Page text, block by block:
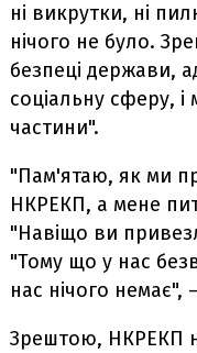
ні викрутки, ні
нічого не було.
безпеці держави,
соціальну сферу, і
частини".
"Пам'ятаю, як ми
НКРЕКП, а мене
"Навіщо ви
"Тому що у нас
нас нічого немає",
Зрештою, НКРЕКП